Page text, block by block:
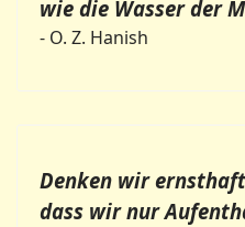
wie die Wasser der
- O. Z. Hanish
Denken wir
dass wir nur